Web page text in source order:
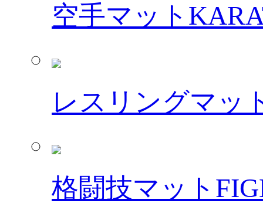
空手マット
レスリングマッ
格闘技マット